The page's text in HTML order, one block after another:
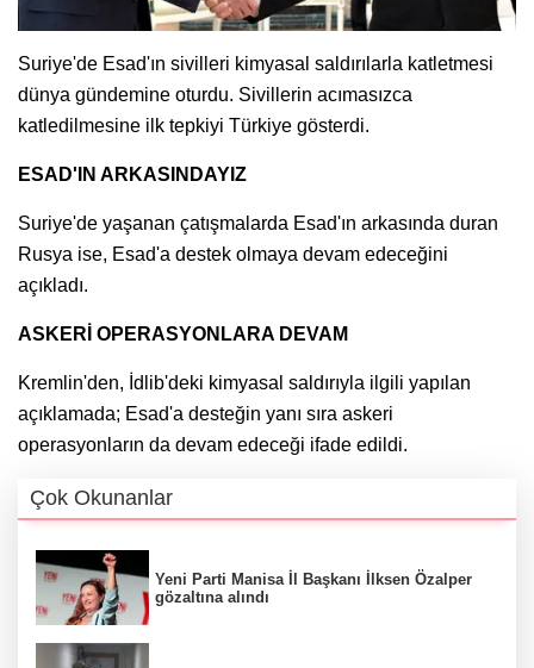
Suriye'de Esad'ın sivilleri kimyasal saldırılarla katletmesi
dünya gündemine oturdu. Sivillerin acımasızca
katledilmesine ilk tepkiyi Türkiye gösterdi.
ESAD'IN ARKASINDAYIZ
Suriye'de yaşanan çatışmalarda Esad'ın arkasında duran
Rusya ise, Esad'a destek olmaya devam edeceğini
açıkladı.
ASKERİ OPERASYONLARA DEVAM
Kremlin'den, İdlib'deki kimyasal saldırıyla ilgili yapılan
açıklamada; Esad'a desteğin yanı sıra askeri
operasyonların da devam edeceği ifade edildi.
Çok Okunanlar
Yeni Parti Manisa İl Başkanı İlksen Özalper
gözaltına alındı